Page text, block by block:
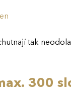
tak
300